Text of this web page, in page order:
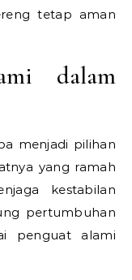
tetap aman
dalam
menjadi pilihan
yang ramah
kestabilan
pertumbuhan
penguat alami